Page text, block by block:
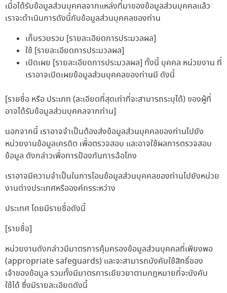
เมื่อได้รับข้อมูลส่วนบุคคลจากแหล่งที่มาของข้อมูลส่วนบุคคลแล้ว
เราจะดำเนินการดังนี้กับข้อมูลส่วนบุคคลของท่าน
เก็บรวบรวม [รายละเอียดการประมวลผล]
ใช้ [รายละเอียดการประมวลผล]
เปิดเผย [รายละเอียดการประมวลผล] ทั้งนี้ บุคคล หน่วยงาน ที่
เราอาจเปิดเผยข้อมูลส่วนบุคคลของท่านมี ดังนี้
[รายชื่อ หรือ ประเภท (ละเอียดที่สุดเท่าที่จะสามารถระบุได้) ของผู้ที่
อาจได้รับข้อมูลส่วนบุคคลจากท่าน]
นอกจากนี้ เราอาจจำเป็นต้องส่งข้อมูลส่วนบุคคลของท่านไปยัง
หน่วยงานข้อมูลเครดิต เพื่อตรวจสอบ และอาจใช้ผลการตรวจสอบ
ข้อมูล ดังกล่าวเพื่อการป้องกันการฉ้อโกง
เราอาจมีความจำเป็นในการโอนข้อมูลส่วนบุคคลของท่านไปยังหน่วย
งานต่างประเทศหรือองค์กรระหว่าง
ประเทศ โดยมีรายชื่อดังนี้
[รายชื่อ]
หน่วยงานดังกล่าวมีมาตรการคุ้มครองข้อมูลส่วนบุคคลที่เพียงพอ
(appropriate safeguards) และจะสามารถบังคับใช้สิทธิ์ของ
เจ้าของข้อมูล รวมทั้งมีมาตรการเยียวยาตามกฎหมายที่จะบังคับ
ใช้ได้ ซึ่งมีรายละเอียดดังนี้